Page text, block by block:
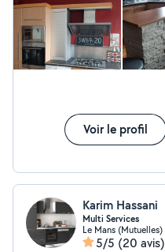
Voir le profil
Karim Hassani
Multi Services
Le Mans (Mutuelles)
5/5 (20 avis)